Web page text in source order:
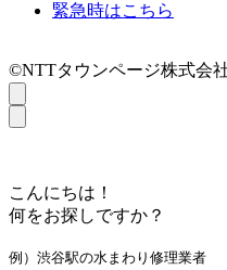
緊急時はこちら
©NTTタウンページ株式会社
こんにちは！
何をお探しですか？
例）渋谷駅の水まわり修理業者